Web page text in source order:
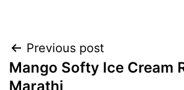
Post
navigation
Previous post
Mango Softy Ice Cream
Marathi